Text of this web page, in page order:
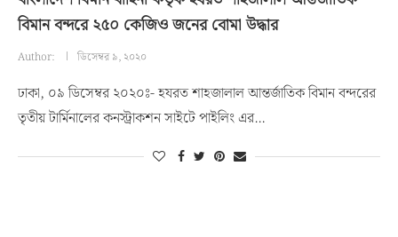
বিমান বন্দরে ২৫০ কেজিও জনের বোমা উদ্ধার
Author: ডিসেম্বর ৯, ২০২০
ঢাকা, ০৯ ডিসেম্বর ২০২০ঃ- হযরত শাহজালাল আন্তর্জাতিক বিমান বন্দরের
তৃতীয় টার্মিনালের কনস্ট্রাকশন সাইটে পাইলিং এর…